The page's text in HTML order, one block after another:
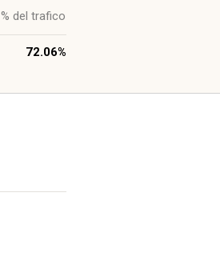
% del trafico
72.06%